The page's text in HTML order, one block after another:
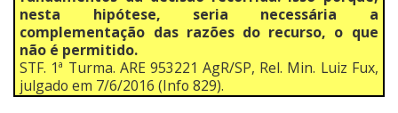
nesta hipótese, seria necessária a
complementação das razões do recurso, o que
não é permitido.
STF. 1ª Turma. ARE 953221 AgR/SP, Rel. Min. Luiz Fux,
julgado em 7/6/2016 (Info 829).